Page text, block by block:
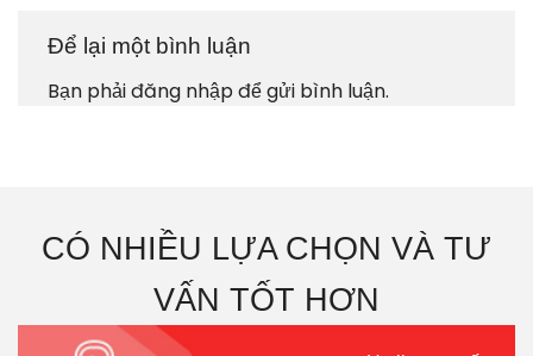
Để lại một bình luận
Bạn phảiđăng nhậpđể gửi bình luận.
CÓ NHIỀU LỰA CHỌN VÀ TƯ
VẤN TỐT HƠN